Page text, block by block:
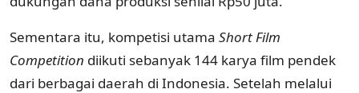
Sementara itu, kompetisi utama Short Film
Competition diikuti sebanyak 144 karya film pendek
dari berbagai daerah di Indonesia. Setelah melalui